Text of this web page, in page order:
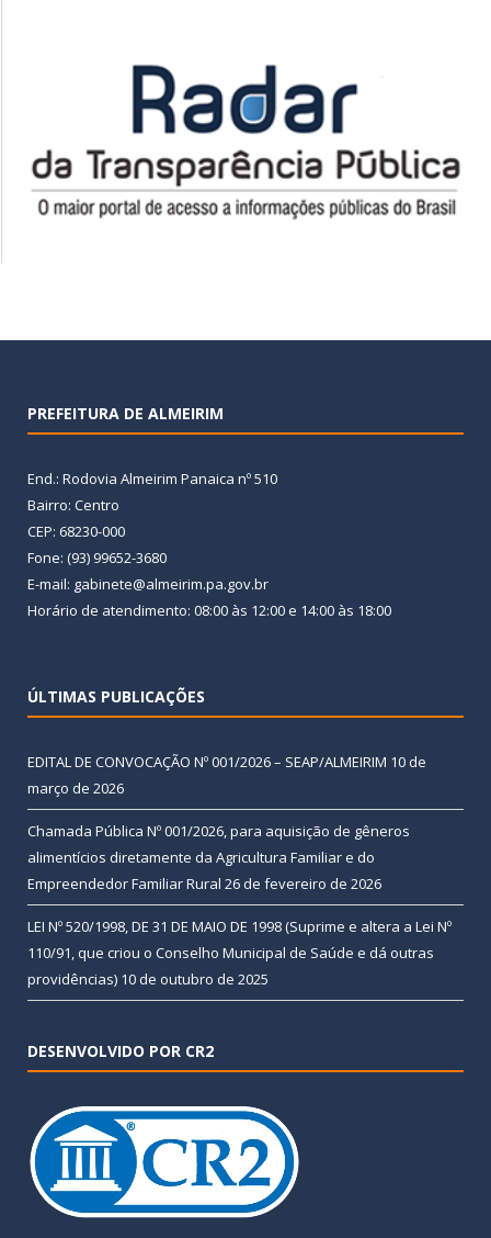
PREFEITURA DE ALMEIRIM
End.: Rodovia Almeirim Panaica nº 510
Bairro: Centro
CEP: 68230-000
Fone: (93) 99652-3680
E-mail: gabinete@almeirim.pa.gov.br
Horário de atendimento: 08:00 às 12:00 e 14:00 às 18:00
ÚLTIMAS PUBLICAÇÕES
EDITAL DE CONVOCAÇÃO Nº 001/2026 – SEAP/ALMEIRIM 10 de
março de 2026
Chamada Pública Nº 001/2026, para aquisição de gêneros
alimentícios diretamente da Agricultura Familiar e do
Empreendedor Familiar Rural 26 de fevereiro de 2026
LEI Nº 520/1998, DE 31 DE MAIO DE 1998 (Suprime e altera a Lei Nº
110/91, que criou o Conselho Municipal de Saúde e dá outras
providências) 10 de outubro de 2025
DESENVOLVIDO POR CR2